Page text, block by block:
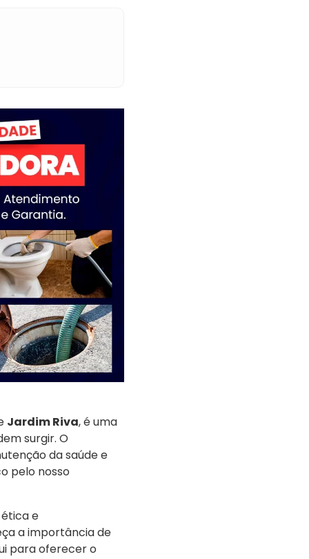
Jardim Riva, é uma
surgir. O
da saúde e
pelo nosso
e
a importância de
para oferecer o